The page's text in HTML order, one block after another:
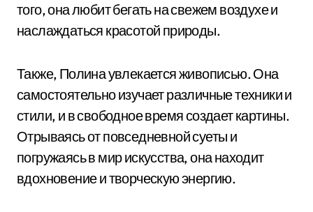
того, она любит бегать на свежем воздухе и
наслаждаться красотой природы.
Также, Полина увлекается живописью. Она
самостоятельно изучает различные техники и
стили, и в свободное время создает картины.
Отрываясь от повседневной суеты и
погружаясь в мир искусства, она находит
вдохновение и творческую энергию.